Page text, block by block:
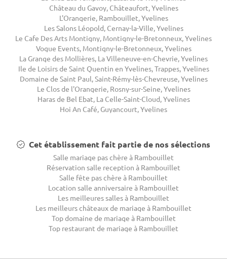
Château du Gavoy, Châteaufort, Yvelines
L'Orangerie, Rambouillet, Yvelines
Les Salons Léopold, Cernay-la-Ville, Yvelines
Le Cafe Des Arts Montigny, Montigny-le-Bretonneux, Yvelines
Vogue Events, Montigny-le-Bretonneux, Yvelines
La Grange des Mollières, La Villeneuve-en-Chevrie, Yvelines
Ile de Loisirs de Saint Quentin en Yvelines, Trappes, Yvelines
Domaine de Saint Paul, Saint-Rémy-lès-Chevreuse, Yvelines
Le Clos de l'Orangerie, Rosny-sur-Seine, Yvelines
Haras de Bel Ebat, La Celle-Saint-Cloud, Yvelines
Hoi An Café, Guyancourt, Yvelines
Cet établissement fait partie de nos sélections
Salle mariage pas chère à Rambouillet
Réservation salle reception à Rambouillet
Salle fête pas chère à Rambouillet
Location salle anniversaire à Rambouillet
Les meilleures salles à Rambouillet
Les meilleurs châteaux de mariage à Rambouillet
Top domaine de mariage à Rambouillet
Top restaurant de mariage à Rambouillet